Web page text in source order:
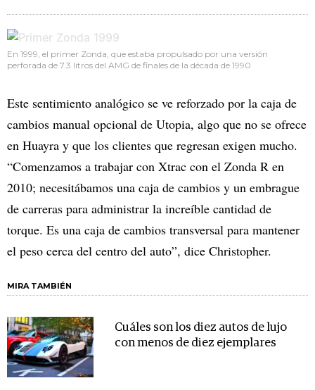
En 1999, el primer Zonda, que estaba propulsado por una versión
perforada de 7.3 litros del AMG de finales de la década de 1990
Este sentimiento analógico se ve reforzado por la caja de
cambios manual opcional de Utopia, algo que no se ofrece
en Huayra y que los clientes que regresan exigen mucho.
“Comenzamos a trabajar con Xtrac con el Zonda R en
2010; necesitábamos una caja de cambios y un embrague
de carreras para administrar la increíble cantidad de
torque. Es una caja de cambios transversal para mantener
el peso cerca del centro del auto”, dice Christopher.
MIRA TAMBIÉN
Cuáles son los diez autos de lujo
con menos de diez ejemplares